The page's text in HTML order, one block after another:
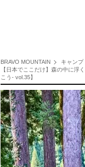
BRAVO MOUNTAIN
キャンプ
【日本でここだけ】森の中に浮
こう- vol.35】